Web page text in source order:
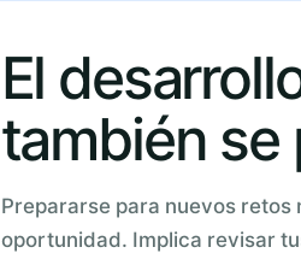
El
también se
Prepararse para nuevos retos
oportunidad. Implica revisar